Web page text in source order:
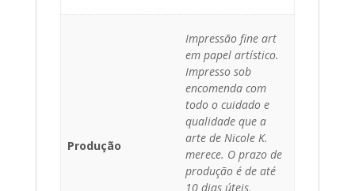
Produção
Impressão fine art
em papel artístico.
Impresso sob
encomenda com
todo o cuidado e
qualidade que a
arte de Nicole K.
merece. O prazo de
produção é de até
10 dias úteis,